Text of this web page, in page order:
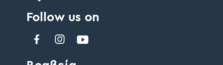
Follow us on